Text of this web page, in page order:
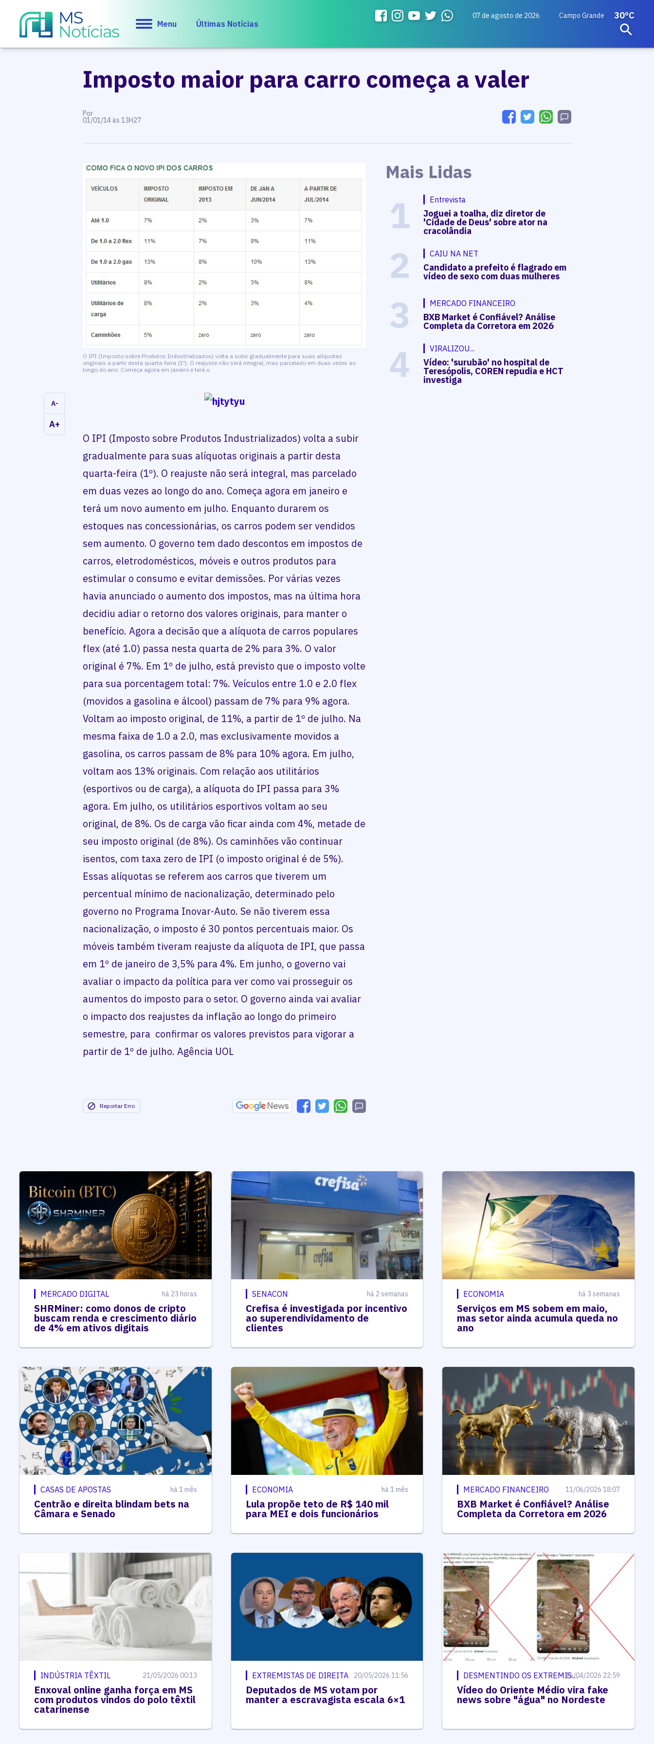
Menu Últimas Notícias
07 de agosto de 2026 Campo Grande 30ºC
Imposto maior para carro começa a valer
Por
01/01/14 às 13H27
O IPI (Imposto sobre Produtos Industrializados) volta a subir gradualmente para suas alíquotas
originais a partir desta quarta-feira (1º). O reajuste não será integral, mas parcelado em duas vezes ao
longo do ano. Começa agora em janeiro e terá u
A-
A+
O IPI (Imposto sobre Produtos Industrializados) volta a subir
gradualmente para suas alíquotas originais a partir desta
quarta-feira (1º). O reajuste não será integral, mas parcelado
em duas vezes ao longo do ano. Começa agora em janeiro e
terá um novo aumento em julho. Enquanto durarem os
estoques nas concessionárias, os carros podem ser vendidos
sem aumento. O governo tem dado descontos em impostos de
carros, eletrodomésticos, móveis e outros produtos para
estimular o consumo e evitar demissões. Por várias vezes
havia anunciado o aumento dos impostos, mas na última hora
decidiu adiar o retorno dos valores originais, para manter o
benefício. Agora a decisão que a alíquota de carros populares
flex (até 1.0) passa nesta quarta de 2% para 3%. O valor
original é 7%. Em 1º de julho, está previsto que o imposto volte
para sua porcentagem total: 7%. Veículos entre 1.0 e 2.0 flex
(movidos a gasolina e álcool) passam de 7% para 9% agora.
Voltam ao imposto original, de 11%, a partir de 1º de julho. Na
mesma faixa de 1.0 a 2.0, mas exclusivamente movidos a
gasolina, os carros passam de 8% para 10% agora. Em julho,
voltam aos 13% originais. Com relação aos utilitários
(esportivos ou de carga), a alíquota do IPI passa para 3%
agora. Em julho, os utilitários esportivos voltam ao seu
original, de 8%. Os de carga vão ficar ainda com 4%, metade de
seu imposto original (de 8%). Os caminhões vão continuar
isentos, com taxa zero de IPI (o imposto original é de 5%).
Essas alíquotas se referem aos carros que tiverem um
percentual mínimo de nacionalização, determinado pelo
governo no Programa Inovar-Auto. Se não tiverem essa
nacionalização, o imposto é 30 pontos percentuais maior. Os
móveis também tiveram reajuste da alíquota de IPI, que passa
em 1º de janeiro de 3,5% para 4%. Em junho, o governo vai
avaliar o impacto da política para ver como vai prosseguir os
aumentos do imposto para o setor. O governo ainda vai avaliar
o impacto dos reajustes da inflação ao longo do primeiro
semestre, para confirmar os valores previstos para vigorar a
partir de 1º de julho. Agência UOL
Reportar Erro
Mais Lidas
1 Entrevista
Joguei a toalha, diz diretor de
'Cidade de Deus' sobre ator na
cracolândia
2 CAIU NA NET
Candidato a prefeito é flagrado em
vídeo de sexo com duas mulheres
3 MERCADO FINANCEIRO
BXB Market é Confiável? Análise
Completa da Corretora em 2026
4 VIRALIZOU...
Vídeo: 'surubão' no hospital de
Teresópolis, COREN repudia e HCT
investiga
MERCADO DIGITAL há 23 horas
SHRMiner: como donos de cripto
buscam renda e crescimento diário
de 4% em ativos digitais
SENACON há 2 semanas
Crefisa é investigada por incentivo
ao superendividamento de
clientes
ECONOMIA há 3 semanas
Serviços em MS sobem em maio,
mas setor ainda acumula queda no
ano
CASAS DE APOSTAS há 1 mês
Centrão e direita blindam bets na
Câmara e Senado
ECONOMIA há 1 mês
Lula propõe teto de R$ 140 mil
para MEI e dois funcionários
MERCADO FINANCEIRO 11/06/2026 18:07
BXB Market é Confiável? Análise
Completa da Corretora em 2026
INDÚSTRIA TÊXTIL 21/05/2026 00:13
Enxoval online ganha força em MS
com produtos vindos do polo têxtil
catarinense
EXTREMISTAS DE DIREITA 20/05/2026 11:56
Deputados de MS votam por
manter a escravagista escala 6×1
DESMENTINDO OS EXTREMISTAS
16/04/2026 22:59
Vídeo do Oriente Médio vira fake
news sobre "água" no Nordeste